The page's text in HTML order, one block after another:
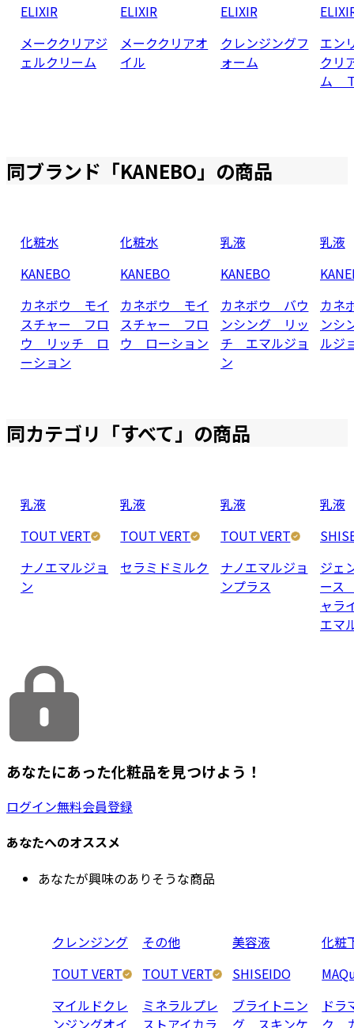
ELIXIR
メーククリアジ
ェルクリーム
ELIXIR
メーククリアオ
イル
ELIXIR
クレンジングフ
ォーム
エン
クリ
ム
同ブランド「KANEBO 」の商品
化粧水
KANEBO
カネボウ モイ
スチャー フロ
ウ リッチ ロ
ーション
化粧水
KANEBO
カネボウ モイ
スチャー フロ
ウ ローション
乳液
KANEBO
カネボウ バウ
ンシング リッ
チ エマルジョ
ン
乳液
カネ
ンシ
ルジ
同カテゴリ「すべて 」の商品
乳液
TOUT VERT
ナノエマルジョ
ン
乳液
TOUT VERT
セラミドミルク
乳液
TOUT VERT
ナノエマルジョ
ンプラス
乳液
ジェ
ース
ャ
エマ
あなたにあった化粧品を見つけよう！
ログイン無料会員登録
あなたへのオススメ
あなたが興味のありそうな商品
クレンジング
TOUT VERT
マイルドクレ
ンジングオイ
その他
TOUT VERT
ミネラルプレ
ストアイカラ
美容液
SHISEIDO
ブライトニン
グ スキンケ
化粧
ドラ
ク